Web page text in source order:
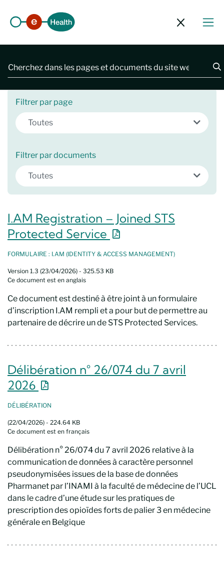
Fermer le
2481 résultats
Filtrer par page
Toutes
Filtrer par documents
Toutes
I.AM Registration – Joined STS
Protected Service Nouvelle fenêtre
FORMULAIRE : I.AM (IDENTITY & ACCESS MANAGEMENT)
Version 1.3 (23/04/2026) - 325.53 KB
Ce document est en anglais
Ce document est destiné à être joint à un formulaire
d’inscription I.AM rempli et a pour but de permettre au
partenaire de décrire un de STS Protected Services.
Délibération n° 26/074 du 7 avril
2026 Nouvelle fenêtre
DÉLIBÉRATION
(22/04/2026) - 224.64 KB
Ce document est en français
Délibération n° 26/074 du 7 avril 2026 relative à la
communication de données à caractère personnel
pseudonymisées issues de la base de données
Pharmanet par l’INAMI à la faculté de médecine de l’UCL
dans le cadre d’une étude sur les pratiques de
prescription des opioïdes forts de palier 3 en médecine
générale en Belgique